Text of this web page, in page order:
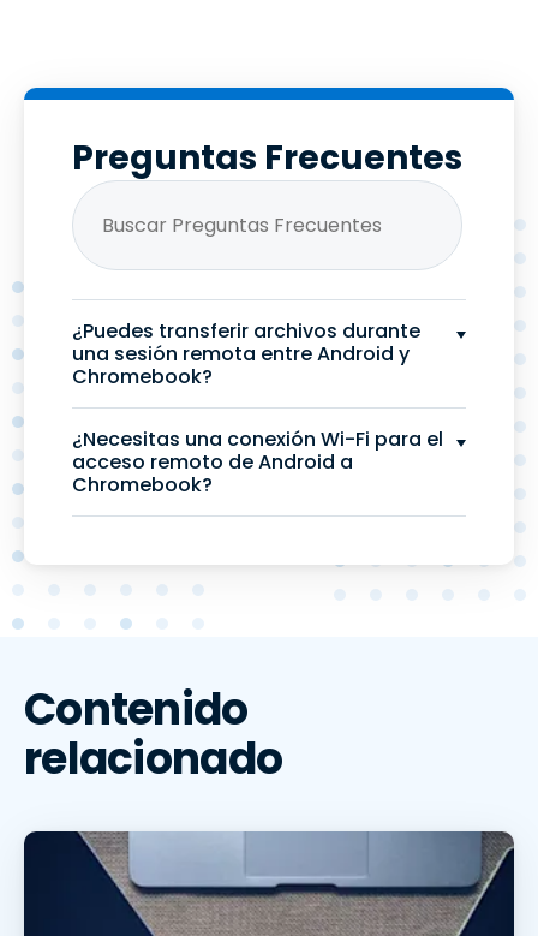
Preguntas Frecuentes
¿Puedes transferir archivos durante
una sesión remota entre Android y
Chromebook?
¿Necesitas una conexión Wi-Fi para el
acceso remoto de Android a
Chromebook?
Contenido
relacionado